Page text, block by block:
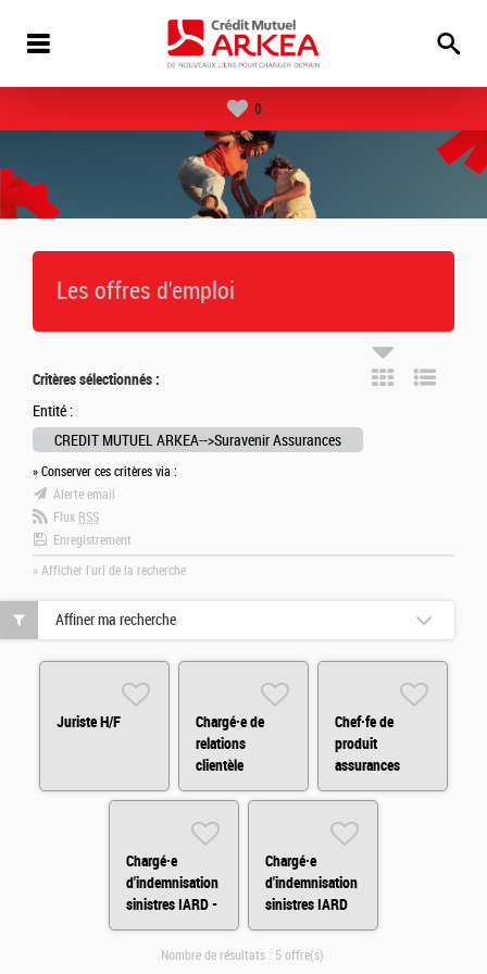
0
Les offres d'emploi
Critères sélectionnés :
Entité :
CREDIT MUTUEL ARKEA-->Suravenir Assurances
» Conserver ces critères via :
Alerte email
Flux RSS
Enregistrement
» Afficher l'url de la recherche
Juriste H/F
Chargé·e de
relations
clientèle
Assurances en
BtoB (CDD) H/F
Chef·fe de
produit
assurances
dommages H/F
Chargé·e
d'indemnisation
sinistres IARD -
CDD H/F
Chargé·e
d'indemnisation
sinistres IARD
H/F
Affiner ma recherche
Nombre de résultats : 5 offre(s)